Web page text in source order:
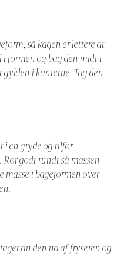
så kagen er lettere at
formen og bag den midt i
i kanterne. Tag den
i en gryde og tilfør
godt rundt så massen
i bageformen over
du den ud af fryseren og